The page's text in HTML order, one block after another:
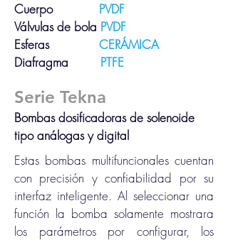
Cuerpo PVDF
Válvulas de bola PVDF
Esferas CERÁMICA
Diafragma PTFE
Serie Tekna
Bombas dosificadoras de solenoide
tipoanálogas y digital
Estas bombas multifuncionales cuentan
con precisión y confiabilidad por su
interfaz inteligente. Al seleccionar una
función la bomba solamente mostrara
los parámetros por configurar, los